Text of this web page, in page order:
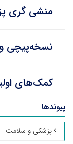
منشی گری
نسخه‌پیچی و
کمک‌های
پیوندها
پزشکی و سلامت